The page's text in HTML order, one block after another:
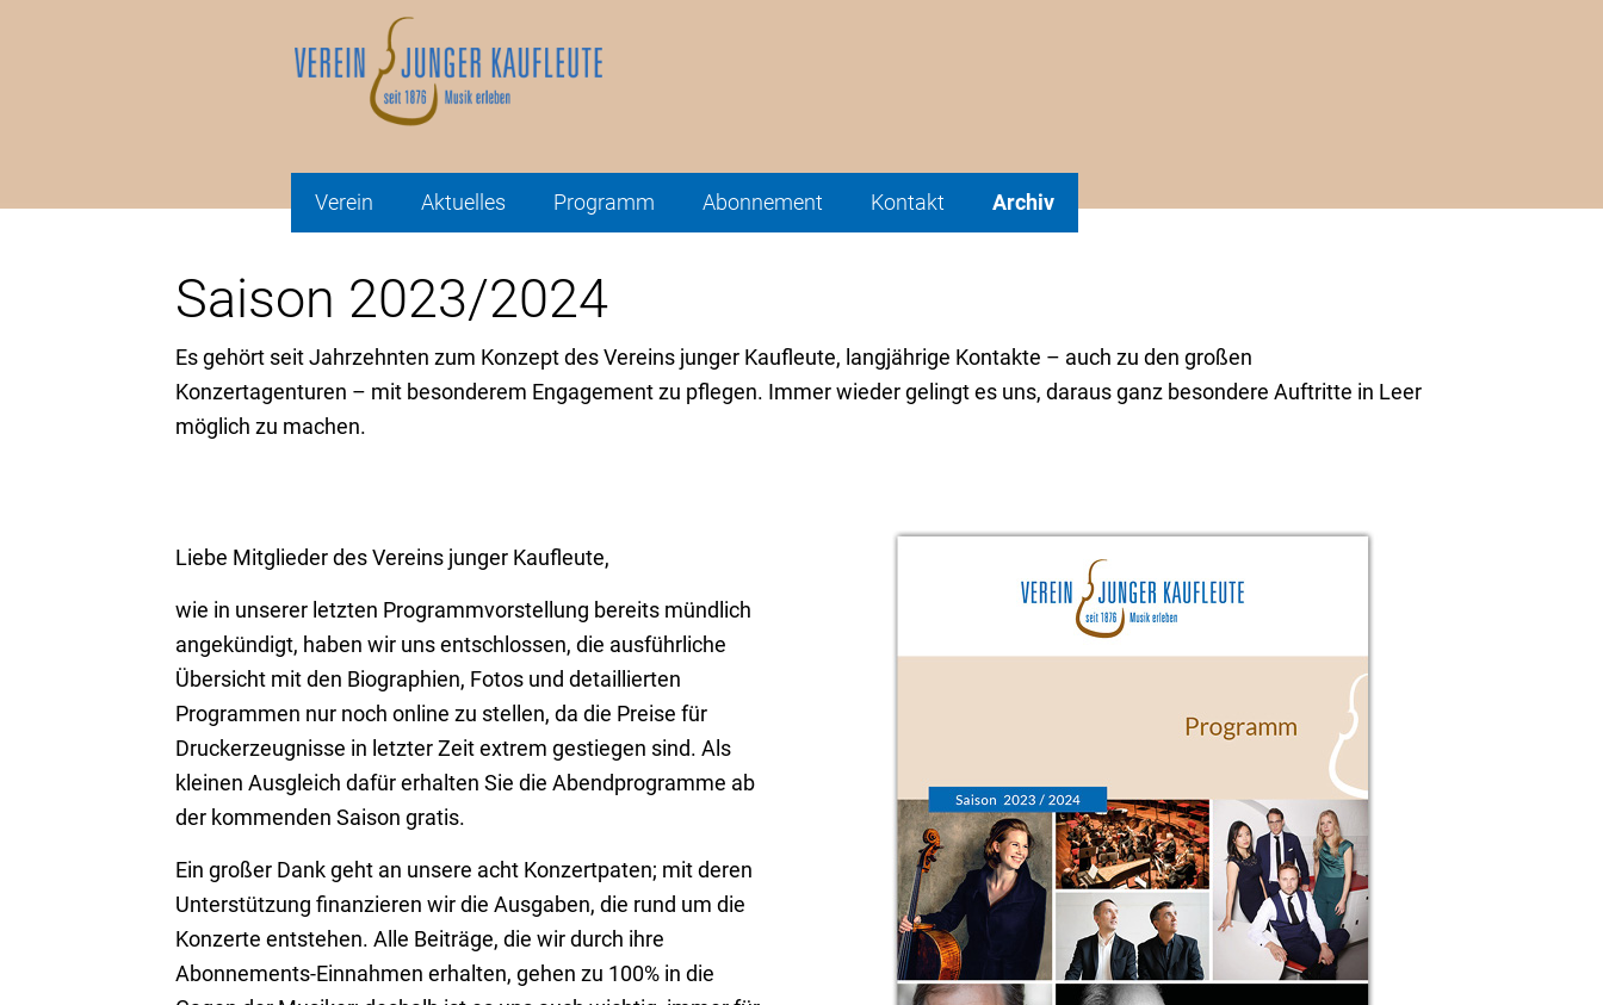
Verein Aktuelles Programm Abonnement Kontakt Archiv
Saison 2023/2024
Es gehört seit Jahrzehnten zum Konzept des Vereins junger Kaufleute, langjährige Kontakte – auch zu den großen
Konzertagenturen – mit besonderem Engagement zu pflegen. Immer wieder gelingt es uns, daraus ganz besondere Auftritte in Leer
möglich zu machen.
Liebe Mitglieder des Vereins junger Kaufleute,
wie in unserer letzten Programmvorstellung bereits mündlich
angekündigt, haben wir uns entschlossen, die ausführliche
Übersicht mit den Biographien, Fotos und detaillierten
Programmen nur noch online zu stellen, da die Preise für
Druckerzeugnisse in letzter Zeit extrem gestiegen sind. Als
kleinen Ausgleich dafür erhalten Sie die Abendprogramme ab
der kommenden Saison gratis.
Ein großer Dank geht an unsere acht Konzertpaten; mit deren
Unterstützung finanzieren wir die Ausgaben, die rund um die
Konzerte entstehen. Alle Beiträge, die wir durch ihre
Abonnements-Einnahmen erhalten, gehen zu 100% in die